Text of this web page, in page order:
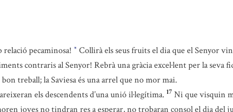
pecaminosa! * Collirà els seus fruits el dia que el Senyor
contraris al Senyor! Rebrà una gràcia excel·lent per la seva
treball; la Saviesa és una arrel que no mor mai.
els descendents d’una unió il·legítima. 17 Ni que visquin
joves no tindran res a esperar, no trobaran consol el dia del